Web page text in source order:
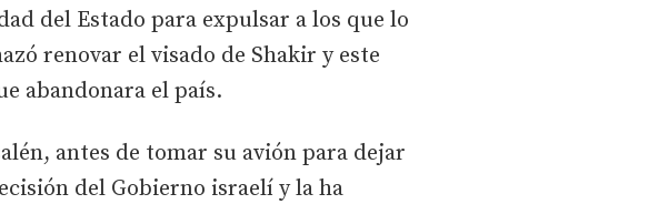
del Estado para expulsar a los que lo
renovar el visado de Shakir y este
abandonara el país.
antes de tomar su avión para dejar
del Gobierno israelí y la ha